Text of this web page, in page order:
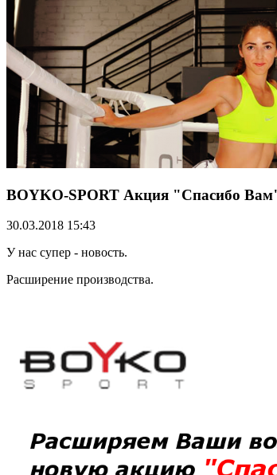
BOYKO-SPORT Акция "Спасибо
30.03.2018 15:43
У нас супер - новость.
Расширение производства.